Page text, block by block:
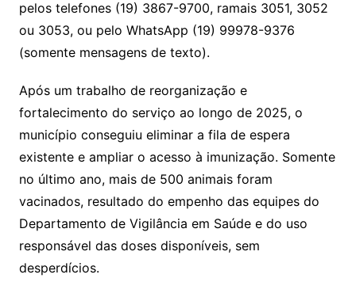
pelos telefones (19) 3867-9700, ramais 3051, 3052
ou 3053, ou pelo WhatsApp (19) 99978-9376
(somente mensagens de texto).
Após um trabalho de reorganização e
fortalecimento do serviço ao longo de 2025, o
município conseguiu eliminar a fila de espera
existente e ampliar o acesso à imunização. Somente
no último ano, mais de 500 animais foram
vacinados, resultado do empenho das equipes do
Departamento de Vigilância em Saúde e do uso
responsável das doses disponíveis, sem
desperdícios.